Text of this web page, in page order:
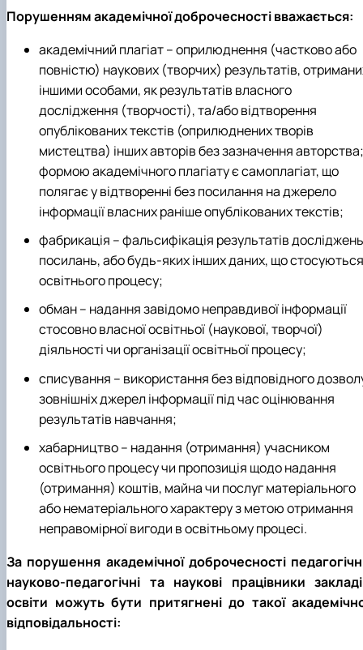
Порушенням академічної доброчесності вважається:
академічний плагіат – оприлюднення (частково або
повністю) наукових (творчих) результатів,
іншими особами, як результатів власного
дослідження (творчості), та/або відтворення
опублікованих текстів (оприлюднених творів
мистецтва) інших авторів без зазначення авторства;
формою академічного плагіату є самоплагіат, що
полягає у відтворенні без посилання на джерело
інформації власних раніше опублікованих текстів;
фабрикація – фальсифікація результатів
посилань, або будь-яких інших даних, що стосуються
освітнього процесу;
обман – надання завідомо неправдивої інформації
стосовно власної освітньої (наукової, творчої)
діяльності чи організації освітньої процесу;
списування – використання без відповідного
зовнішніх джерел інформації під час оцінювання
результатів навчання;
хабарництво – надання (отримання) учасником
освітнього процесу чи пропозиція щодо надання
(отримання) коштів, майна чи послуг матеріального
або нематеріального характеру з метою отримання
неправомірної вигоди в освітньому процесі.
За порушення академічної доброчесності
науково-педагогічні та наукові працівники
освіти можуть бути притягнені до такої
відповідальності: